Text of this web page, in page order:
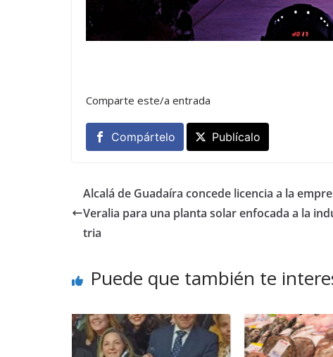
Comparte este/a entrada
Compártelo Publícalo
Alcalá de Guadaíra concede licencia a la
Veralia para una planta solar enfocada a la
tria
Puede que también te